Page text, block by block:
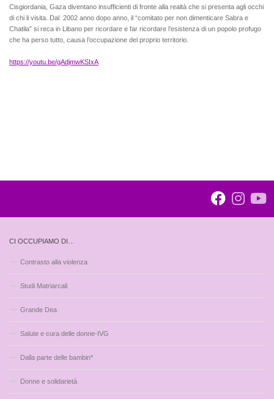
Cisgiordania, Gaza diventano insufficienti di fronte alla realtà che si presenta agli occhi
di chi li visita. Dal 2002 anno dopo anno, il “comitato per non dimenticare Sabra e
Chatila” si reca in Libano per ricordare e far ricordare l’esistenza di un popolo profugo
che ha perso tutto, causa l’occupazione del proprio territorio.
https://youtu.be/gAdjmwKSIxA
CI OCCUPIAMO DI…
Contrasto alla violenza
Studi Matriarcali
Grande Dea
Salute e cura delle donne-IVG
Dalla parte delle bambin*
Donne e solidarietà